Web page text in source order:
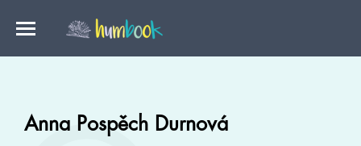
Anna Pospěch Durnová